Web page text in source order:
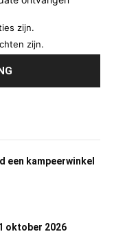
zijn.
zijn.
een kampeerwinkel
oktober 2026